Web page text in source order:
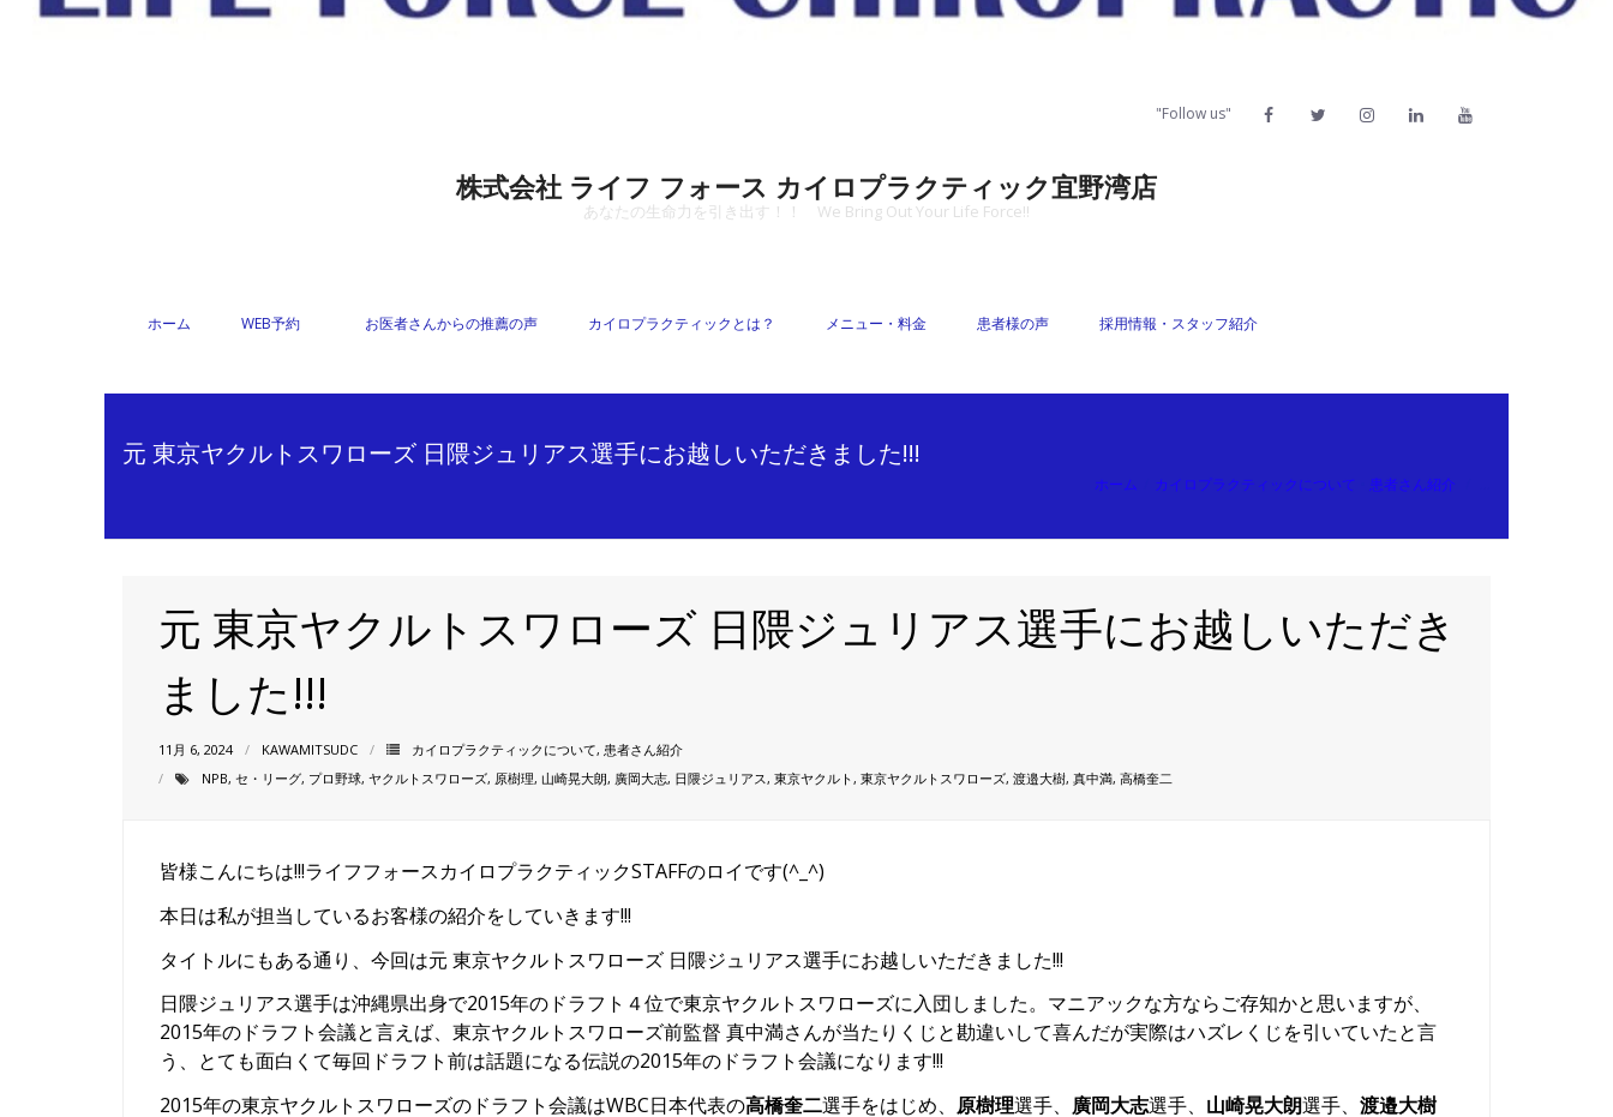
"Follow us"
株式会社 ライフ フォース カイロプラクティック宜野湾店
あなたの生命力を引き出す！！ We Bring Out Your Life Force!!
ホーム WEB予約 お医者さんからの推薦の声 カイロプラクティックとは？ メニュー・料金 患者様の声 採用情報・スタッフ紹介
元 東京ヤクルトスワローズ 日隈ジュリアス選手にお越しいただきました!!!
ホーム カイロプラクティックについて 患者さん紹介
元 東京ヤクルトスワローズ 日隈ジュリアス選手にお越しいただき
ました!!!
11月 6, 2024 KAWAMITSUDC カイロプラクティックについて, 患者さん紹介
NPB, セ・リーグ, プロ野球, ヤクルトスワローズ, 原樹理, 山崎晃大朗, 廣岡大志, 日隈ジュリアス, 東京ヤクルト, 東京ヤクルトスワローズ, 渡邉大樹, 真中満, 高橋奎二
皆様こんにちは!!!ライフフォースカイロプラクティックSTAFFのロイです(^_^)
本日は私が担当しているお客様の紹介をしていきます!!!
タイトルにもある通り、今回は元 東京ヤクルトスワローズ 日隈ジュリアス選手にお越しいただきました!!!
日隈ジュリアス選手は沖縄県出身で2015年のドラフト４位で東京ヤクルトスワローズに入団しました。マニアックな方ならご存知かと思いますが、
2015年のドラフト会議と言えば、東京ヤクルトスワローズ前監督 真中満さんが当たりくじと勘違いして喜んだが実際はハズレくじを引いていたと言
う、とても面白くて毎回ドラフト前は話題になる伝説の2015年のドラフト会議になります!!!
2015年の東京ヤクルトスワローズのドラフト会議はWBC日本代表の高橋奎二選手をはじめ、 原樹理選手、 廣岡大志選手、 山崎晃大朗選手、 渡邉大樹